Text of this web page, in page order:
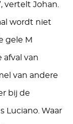
vertelt Johan.
wordt niet
gele M
afval van
van andere
bij de
Luciano. Waar